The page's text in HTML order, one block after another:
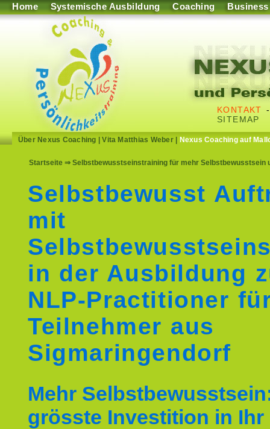
Home Systemische Ausbildung Coaching Business
KONTAKT
SITEMAP
Über Nexus Coaching |Vita Matthias Weber| Nexus Coaching auf
Startseite ⇒ Selbstbewusstseinstraining für mehr Selbstbewusstsein
Selbstbewusst
mit
in der Ausbildung
NLP-Practitioner
Teilnehmer aus
Sigmaringendorf
Mehr
grösste Investition in Ihr